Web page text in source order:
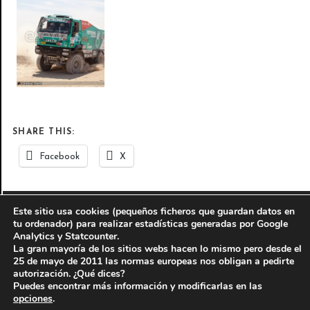
SHARE THIS:
Facebook X
© 2010-2016Antonio J. Perez Servicios informáticos y
fotográficos
Aviso legal-Información legal del autor
Sitio web perteneciente a la red de páginas de
Este sitio usa cookies (pequeños ficheros que guardan datos en
tu ordenador) para realizar estadísticas generadas por Google
Analytics y Statcounter.
La gran mayoría de los sitios webs hacen lo mismo pero desde el
25 de mayo de 2011 las normas europeas nos obligan a pedirte
autorización. ¿Qué dices?
Puedes encontrar más información y modificarlas en las
opciones.